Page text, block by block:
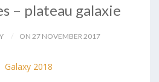
– plateau galaxie
ON 27 NOVEMBER 2017